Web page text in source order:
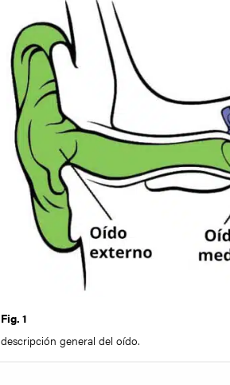
Fig. 1
descripción general del oído.